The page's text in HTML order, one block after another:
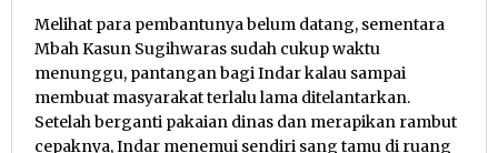
Melihat para pembantunya belum datang, sementara
Mbah Kasun Sugihwaras sudah cukup waktu
menunggu, pantangan bagi Indar kalau sampai
membuat masyarakat terlalu lama ditelantarkan.
Setelah berganti pakaian dinas dan merapikan rambut
cepaknya, Indar menemui sendiri sang tamu di ruang